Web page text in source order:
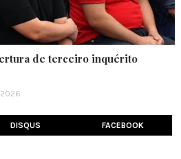
de terceiro inquérito
DISQUS FACEBOOK